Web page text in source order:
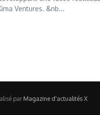
Ventures. &nb...
par Magazine d'actualités X